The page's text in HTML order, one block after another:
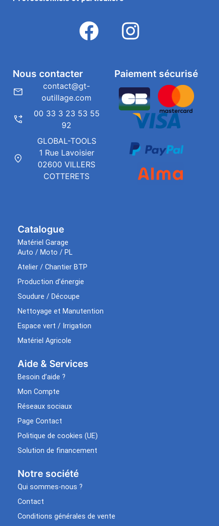
Catalogue
Matériel Garage
Auto / Moto / PL
Atelier / Chantier BTP
Production d’énergie
Soudure / Découpe
Nettoyage et Manutention
Espace vert / Irrigation
Matériel Agricole
Aide & Services​
Besoin d’aide ?
Mon Compte
Réseaux sociaux
Page Contact
Politique de cookies (UE)
Solution de financement
Notre société
Qui sommes-nous ?
Contact
Conditions générales de vente
Paiement sécurisé
Nous contacter
contact@gt-
outillage.com
00 33 3 23 53 55
92
GLOBAL-TOOLS
1 Rue Lavoisier
02600 VILLERS
COTTERETS